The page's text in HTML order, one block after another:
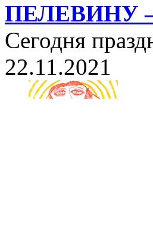
ПЕЛЕВИНУ
Сегодня
22.11.2021